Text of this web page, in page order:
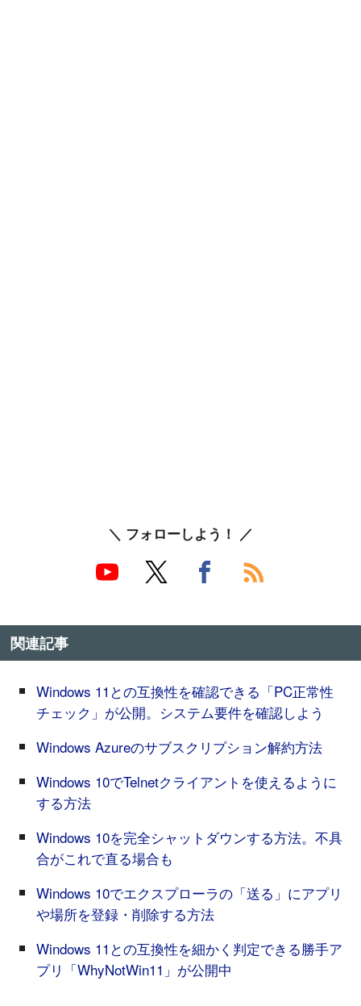
＼ フォローしよう！ ／
関連記事
Windows 11との互換性を確認できる「PC正常性
チェック」が公開。システム要件を確認しよう
Windows Azureのサブスクリプション解約方法
Windows 10でTelnetクライアントを使えるように
する方法
Windows 10を完全シャットダウンする方法。不具
合がこれで直る場合も
Windows 10でエクスプローラの「送る」にアプリ
や場所を登録・削除する方法
Windows 11との互換性を細かく判定できる勝手ア
プリ「WhyNotWin11」が公開中